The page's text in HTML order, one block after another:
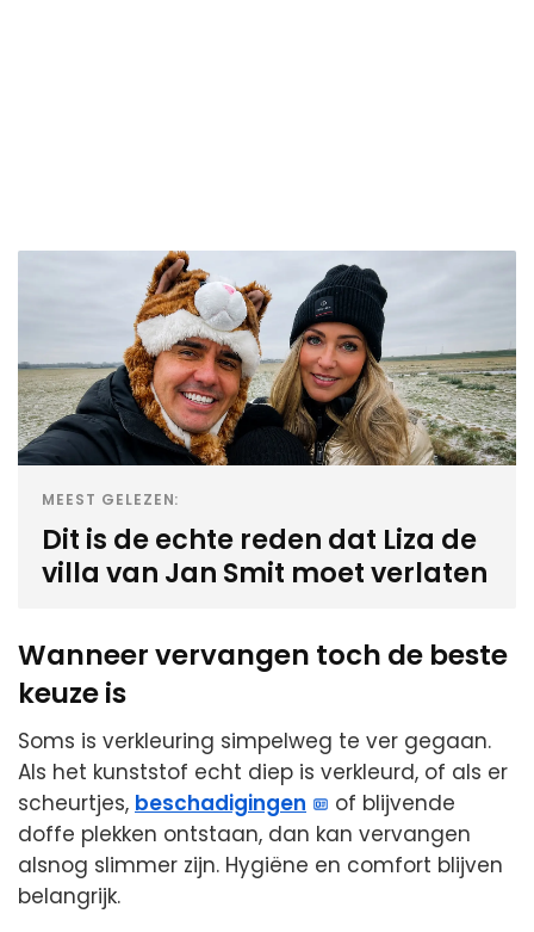
MEEST GELEZEN:
Dit is de echte reden dat Liza de
villa van Jan Smit moet verlaten
Wanneer vervangen toch de beste
keuze is
Soms is verkleuring simpelweg te ver gegaan.
Als het kunststof echt diep is verkleurd, of als er
scheurtjes, beschadigingen
of blijvende
doffe plekken ontstaan, dan kan vervangen
alsnog slimmer zijn. Hygiëne en comfort blijven
belangrijk.